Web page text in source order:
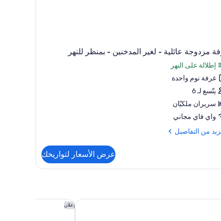
مزدوجة عائلية - لغير المدخنين - بمنظر للنهر
إطلالة على النهر
غرفة نوم واحدة
يتّسع لـ 6
سريران ملكيّان
واي فاي مجاني
من التفاصيل
عرض الأسعار لتواريخك
وست إعلان
هوليداي إن إكسبرس